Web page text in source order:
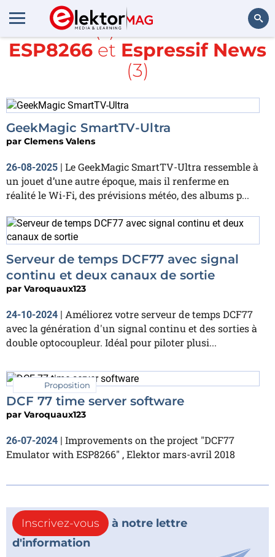
Rechercher
Article(s) avec la balise
ESP8266 et Espressif News
(3)
GeekMagic SmartTV-Ultra
par Clemens Valens
26-08-2025 | Le GeekMagic SmartTV-Ultra ressemble à
un jouet d’une autre époque, mais il renferme en
réalité le Wi-Fi, des prévisions météo, des albums p...
Serveur de temps DCF77 avec signal
continu et deux canaux de sortie
par Varoquaux123
24-10-2024 | Améliorez votre serveur de temps DCF77
avec la génération d'un signal continu et des sorties à
double optocoupleur. Idéal pour piloter plusi...
Proposition
DCF 77 time server software
par Varoquaux123
26-07-2024 | Improvements on the project "DCF77
Emulator with ESP8266" , Elektor mars-avril 2018
Inscrivez-vous
à notre lettre
d'information